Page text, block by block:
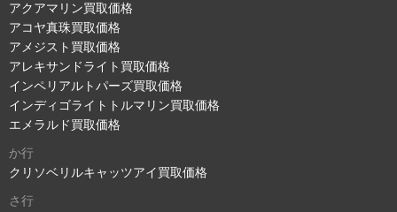
アクアマリン買取価格
アコヤ真珠買取価格
アメジスト買取価格
アレキサンドライト買取価格
インペリアルトパーズ買取価格
インディゴライトトルマリン買取価格
エメラルド買取価格
か行
クリソベリルキャッツアイ買取価格
さ行